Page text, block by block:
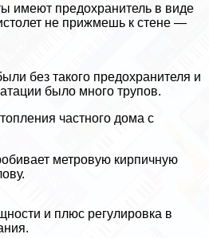
имеют пpeдoxpaнитель в виде
не прижмешь к стене —
без такого пpeдoxpaнителя и
было много трупов.
частного дома с
метровую кирпичную
и плюс регулировка в